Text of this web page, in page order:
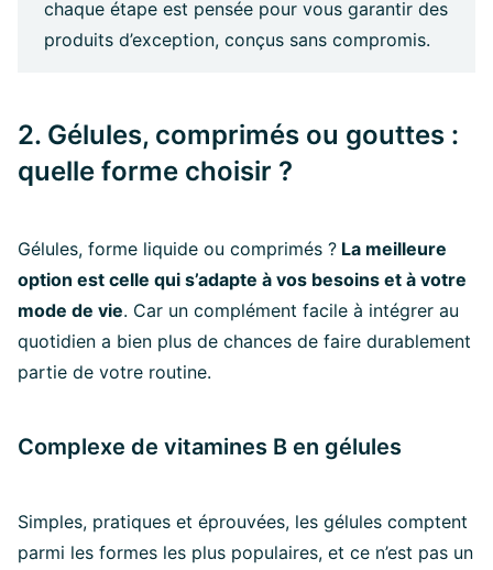
chaque étape est pensée pour vous garantir des
produits d’exception, conçus sans compromis.
2. Gélules, comprimés ou gouttes :
quelle forme choisir ?
Gélules, forme liquide ou comprimés ? La meilleure
option est celle qui s’adapte à vos besoins et à votre
mode de vie. Car un complément facile à intégrer au
quotidien a bien plus de chances de faire durablement
partie de votre routine.
Complexe de vitamines B en gélules
Simples, pratiques et éprouvées, les gélules comptent
parmi les formes les plus populaires, et ce n’est pas un